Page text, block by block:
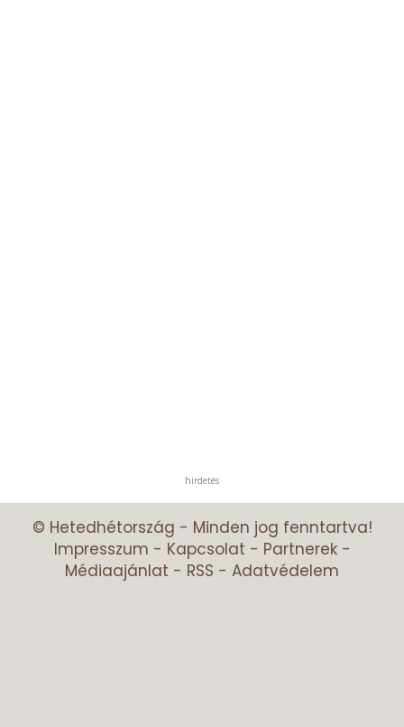
hirdetés
© Hetedhétország - Minden jog fenntartva!
Impresszum - Kapcsolat - Partnerek-
Médiaajánlat - RSS - Adatvédelem